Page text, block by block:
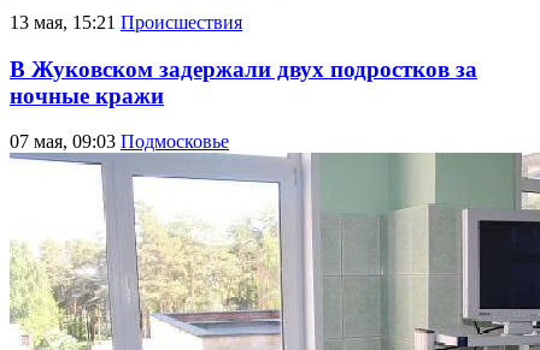
13 мая, 15:21 Происшествия
В Жуковском задержали двух подростков за
ночные кражи
07 мая, 09:03 Подмосковье